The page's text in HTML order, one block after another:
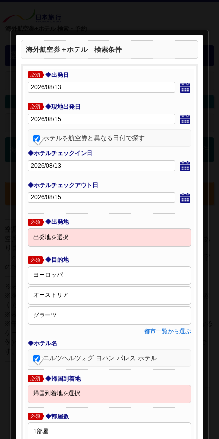
海外航空券+ホテル 検索・予約
選択中の海外航空券+ホテル
選択中の航空券・ホテルを開く：
海外航空券を変更
検索条件を開く：
海外航空券 検索結果
選択中の航空券・ホテルを確認する
空席表示について：
空席状況は常に変更しますので、現在の空席を保証するものではあ
りません。
「○」は過去24時間以内に十分な空席が確認できた商品です。 数字
の場合は、現時点で座席数が少ない商品です。
※表示金額はオンライン予約時の金額です。
※座席クラスはご利用区間毎に異なる場合があります。必ずご確認
ください。
※表示時間はすべて現地時間・24時間表示です。
※午前0時以降に出発する深夜便について、搭乗日をお間違えになる
例)4月8日00：30出発の場合、搭乗手続きは4月7日22:30が目安で
海外航空券＋ホテル 検索条件
必須 ◆出発日
必須 ◆現地出発日
ホテルを航空券と異なる日付で探す
◆ホテルチェックイン日
◆ホテルチェックアウト日
必須 ◆出発地
必須 ◆目的地
都市一覧から選ぶ
◆ホテル名
エルツヘルツォグ ヨハン パレス ホテル
必須 ◆帰国到着地
必須 ◆部屋数